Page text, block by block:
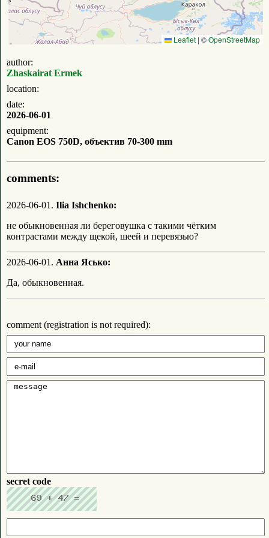
Leaflet | ©OpenStreetMap
author:
Zhaskairat Ermek
location:
date:
2026-06-01
equipment:
Canon EOS 750D, объектив 70-300 mm
comments:
2026-06-01. Ilia Ishchenko:
не обыкновенная ли береговушка с такими чётким
контрастами между щекой, шеей и перевязью?
2026-06-01. Анна Ясько:
Да, обыкновенная.
comment (registration is not required):
secret code